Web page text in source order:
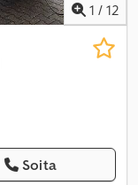
1 / 12
Soita